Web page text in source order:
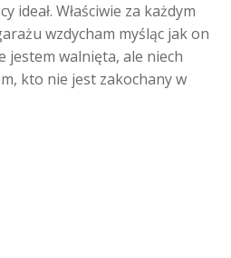
ideał. Właściwie za każdym
wzdycham myśląc jak on
jestem walnięta, ale niech
kto nie jest zakochany w